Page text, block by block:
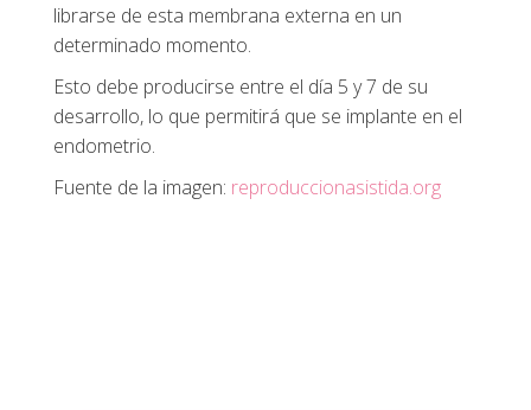
librarse de esta membrana externa en un
determinado momento.
Esto debe producirse entre el día 5 y 7 de su
desarrollo, lo que permitirá que se implante en el
endometrio.
Fuente de la imagen: reproduccionasistida.org